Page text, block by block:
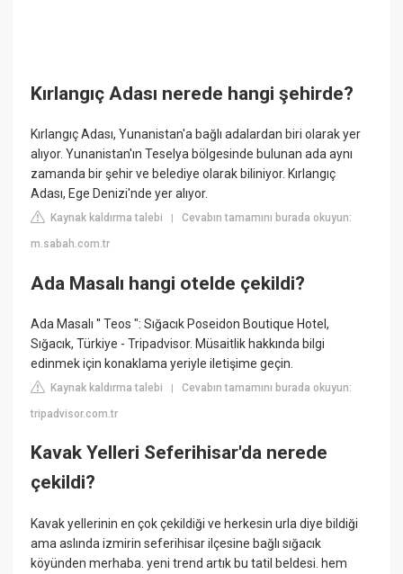
Kırlangıç Adası nerede hangi şehirde?
Kırlangıç Adası, Yunanistan'a bağlı adalardan biri olarak yer
alıyor. Yunanistan'ın Teselya bölgesinde bulunan ada aynı
zamanda bir şehir ve belediye olarak biliniyor. Kırlangıç
Adası, Ege Denizi'nde yer alıyor.
Kaynak kaldırma talebi |Cevabın tamamını burada okuyun:
m.sabah.com.tr
Ada Masalı hangi otelde çekildi?
Ada Masalı '' Teos ": Sığacık Poseidon Boutique Hotel,
Sığacık, Türkiye - Tripadvisor. Müsaitlik hakkında bilgi
edinmek için konaklama yeriyle iletişime geçin.
Kaynak kaldırma talebi |Cevabın tamamını burada okuyun:
tripadvisor.com.tr
Kavak Yelleri Seferihisar'da nerede
çekildi?
Kavak yellerinin en çok çekildiği ve herkesin urla diye bildiği
ama aslında izmirin seferihisar ilçesine bağlı sığacık
köyünden merhaba. yeni trend artık bu tatil beldesi. hem